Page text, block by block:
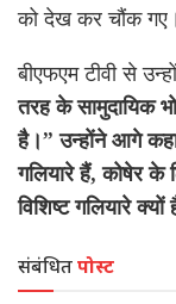
को देख कर चौंक गए।
बीएफएम टीवी से
तरह के सामुदायिक
है।”उन्होंने आगे
गलियारे हैं,कोषेरके
विशिष्ट गलियारे क्यों
संबंधितपोस्ट